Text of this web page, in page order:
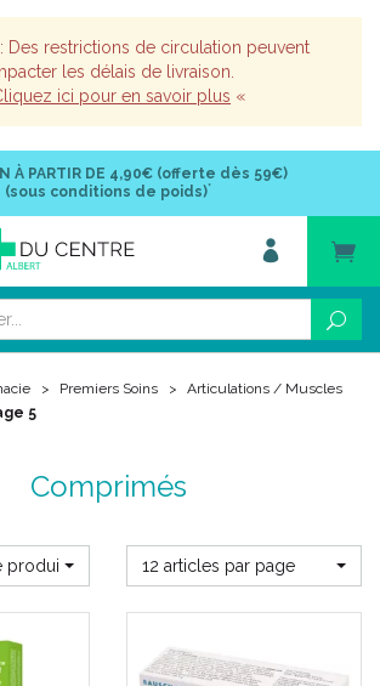
: Des restrictions de circulation peuvent
les délais de livraison.
ici pour en savoir plus «
À PARTIR DE 4,90€ (offerte dès 59€)
(sous conditions de poids)*
Premiers Soins
Articulations / Muscles
5
Comprimés
produit 12 articles par page